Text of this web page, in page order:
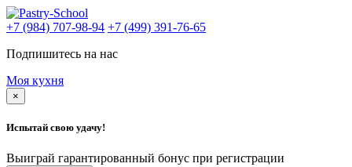
+7 (984) 707-98-94 +7 (499) 391-76-65
Подпишитесь на нас
Моя кухня
×
Испытай свою удачу!
Выиграй гарантированный бонус при регистрации